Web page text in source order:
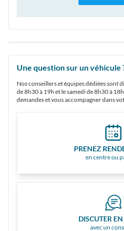
Une question sur un véhicule
Nos conseillers et équipes dédiées sont
de 8h30 à 19h et le samedi de 8h30 à
demandes et vous accompagner dans
PRENEZ
en centre ou
DISCUTER
avec un